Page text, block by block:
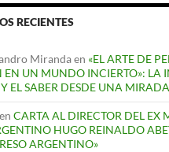
RECIENTES
Mirandaen «EL ARTE DE
UN MUNDO INCIERTO»: LA
Y EL SABER DESDE UNA
en CARTA AL DIRECTOR DEL EX
HUGO REINALDO
ARGENTINO»